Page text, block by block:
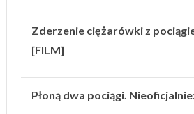
Zderzenie ciężarówki z
[FILM]
Płoną dwa pociągi.